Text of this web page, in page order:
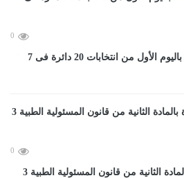
0
بدء التصويت داخل 1775 لجنة باليوم الأول من انتخابات 20 دائرة فى 7
0
الحكومة: مد المدة المحددة بالمادة الثانية من قانون المسئولية الطبية 3